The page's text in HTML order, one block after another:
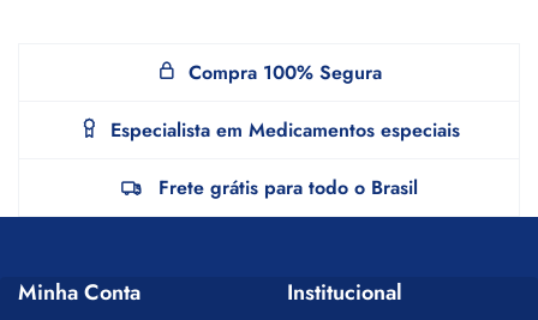
Compra 100% Segura
Especialista em Medicamentos especiais
Frete grátis para todo o Brasil
Minha Conta Institucional